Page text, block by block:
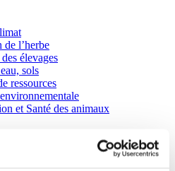
de l’herbe
élevages
sols
ressources
et Santé des animaux